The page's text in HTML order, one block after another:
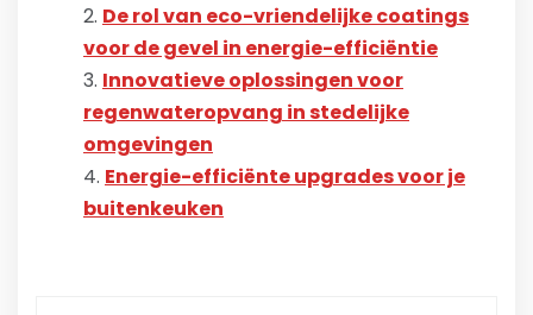
De rol van eco-vriendelijke coatings
voor de gevel in energie-efficiëntie
Innovatieve oplossingen voor
regenwateropvang in stedelijke
omgevingen
Energie-efficiënte upgrades voor je
buitenkeuken